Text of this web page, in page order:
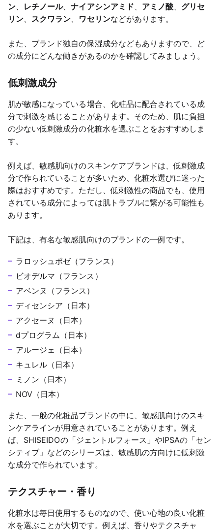
ン、 レチノール、ナイアシンアミド、 アミノ酸、 グリセ
リン、 スクワラン、 ワセリンなどがあります。
また、ブランド独自の保湿成分などもありますので、ど
の成分にどんな働きがあるのかを確認してみましょう。
低刺激成分
肌が敏感になっている場合、化粧品に配合されている成
分で刺激を感じることがあります。そのため、肌に負担
の少ない低刺激成分の化粧水を選ぶことをおすすめしま
す。
例えば、敏感肌向けのスキンケアブランドは、低刺激成
分で作られていることが多いため、化粧水選びに迷った
際はおすすめです。ただし、低刺激性の商品でも、使用
されている成分によっては肌トラブルに繋がる可能性も
あります。
下記は、有名な敏感肌向けのブランドの一例です。
ラロッシュポゼ（フランス）
ビオデルマ（フランス）
アベンヌ（フランス）
ディセンシア（日本）
アクセーヌ（日本）
dプログラム（日本）
アルージェ（日本）
キュレル（日本）
ミノン（日本）
NOV（日本）
また、一般の化粧品ブランドの中に、敏感肌向けのスキ
ンケアラインが用意されていることがあります。例え
ば、SHISEIDOの「ジェントルフォース」やIPSAの「セン
シティブ」などのシリーズは、敏感肌の方向けに低刺激
な成分で作られています。
テクスチャー・香り
化粧水は毎日使用するものなので、使い心地の良い化粧
水を選ぶことが大切です。例えば、香りやテクスチャ